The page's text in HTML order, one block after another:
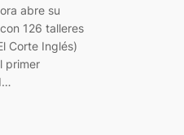
abre su
126 talleres
Corte Inglés)
primer